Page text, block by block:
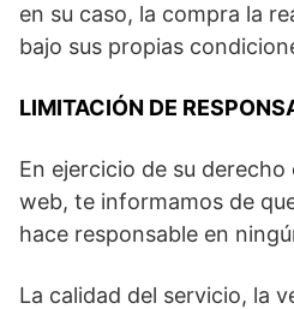
en su caso, la compra la
bajo sus propias
LIMITACIÓN DE
En ejercicio de su
web, te informamos de
hace responsable en
La calidad del servicio, la